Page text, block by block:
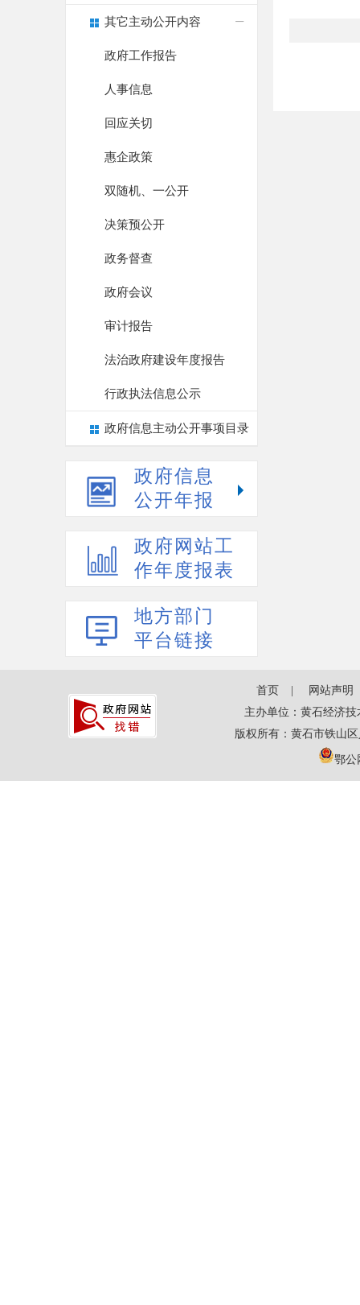
其它主动公开内容
政府工作报告
人事信息
回应关切
惠企政策
双随机、一公开
决策预公开
政务督查
政府会议
审计报告
法治政府建设年度报告
行政执法信息公示
政府信息主动公开事项目录
政府信息
公开年报
政府网站工
作年度报表
地方部门
平台链接
首页
网站声明
主办单位：黄石经济
版权所有：黄石市铁山
鄂公